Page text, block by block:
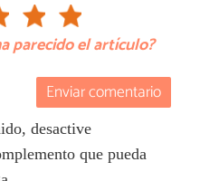
parecido el artículo?
Enviar comentario
desactive
que pueda